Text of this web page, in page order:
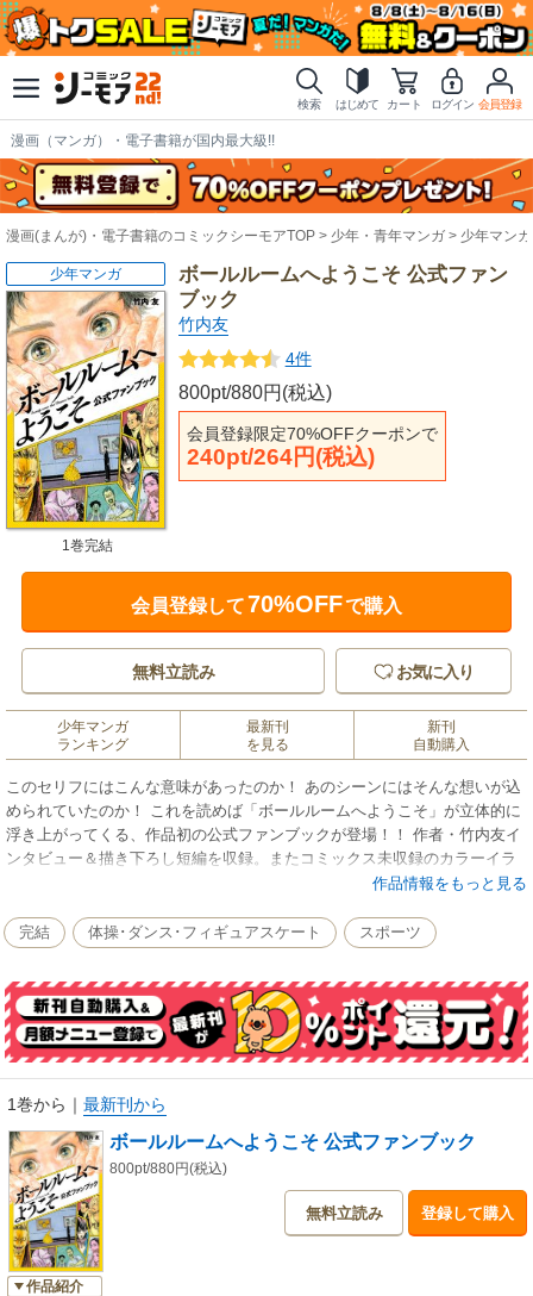
検索 はじめて カート ログイン 会員登録
漫画（マンガ）・電子書籍が国内最大級!!
漫画(まんが)・電子書籍のコミックシーモアTOP 少年・青年マンガ 少年マンガ
ボールルームへようこそ 公式ファン
ブック
竹内友
4件
800pt/880円(税込)
会員登録限定70%OFFクーポンで
240pt/264円(税込)
少年マンガ
1巻完結
会員登録して70%OFFで購入
無料立読み お気に入り
少年マンガ
ランキング
最新刊
を見る
新刊
自動購入
このセリフにはこんな意味があったのか！ あのシーンにはそんな想いが込
められていたのか！ これを読めば「ボールルームへようこそ」が立体的に
浮き上がってくる、作品初の公式ファンブックが登場！！ 作者・竹内友イ
ンタビュー＆描き下ろし短編を収録。またコミックス未収録のカラーイラ
作品情報をもっと見る
完結 体操･ダンス･フィギュアスケート スポーツ
1巻から ｜ 最新刊から
作品紹介
ボールルームへようこそ 公式ファンブック
800pt/880円(税込)
無料立読み 登録して購入